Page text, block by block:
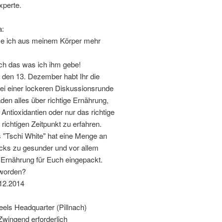
ich aus meinem Körper mehr
das was ich ihm gebe!
13. Dezember habt Ihr die
einer lockeren Diskussionsrunde
alles über richtige Ernährung,
oder nur das richtige
Zeitpunkt zu erfahren.
White" hat eine Menge an
zu gesunder und vor allem
für Euch eingepackt.
Headquarter (Pillnach)
erforderlich